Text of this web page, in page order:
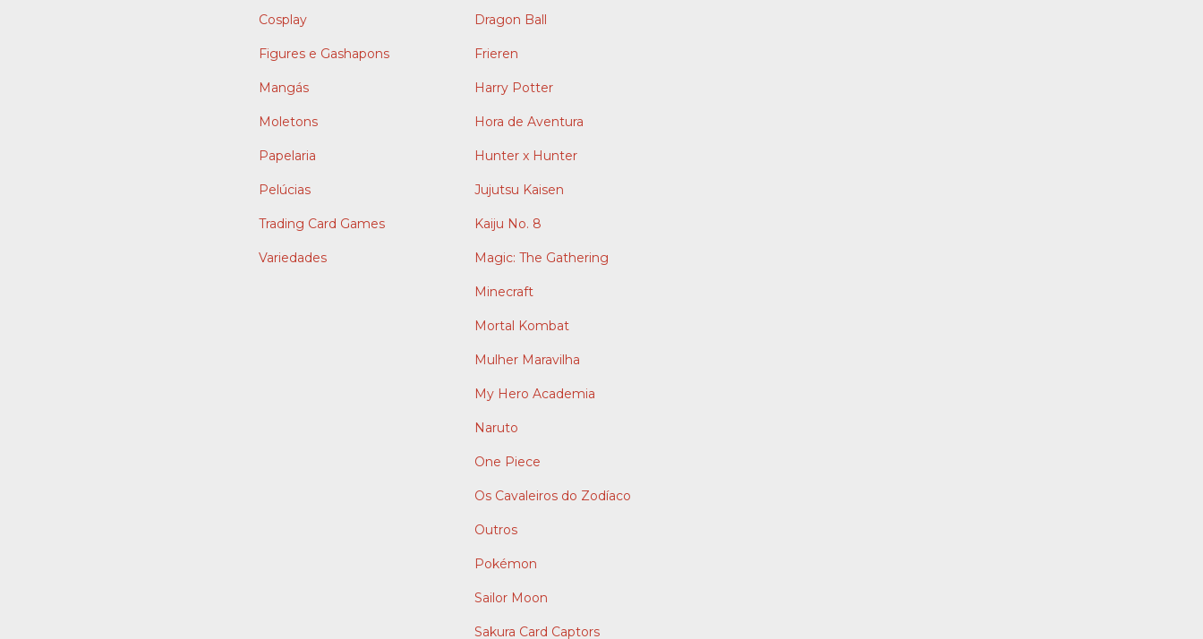
Cosplay
Figures e Gashapons
Mangás
Moletons
Papelaria
Pelúcias
Trading Card Games
Variedades
Dragon Ball
Frieren
Harry Potter
Hora de Aventura
Hunter x Hunter
Jujutsu Kaisen
Kaiju No. 8
Magic: The Gathering
Minecraft
Mortal Kombat
Mulher Maravilha
My Hero Academia
Naruto
One Piece
Os Cavaleiros do Zodíaco
Outros
Pokémon
Sailor Moon
Sakura Card Captors